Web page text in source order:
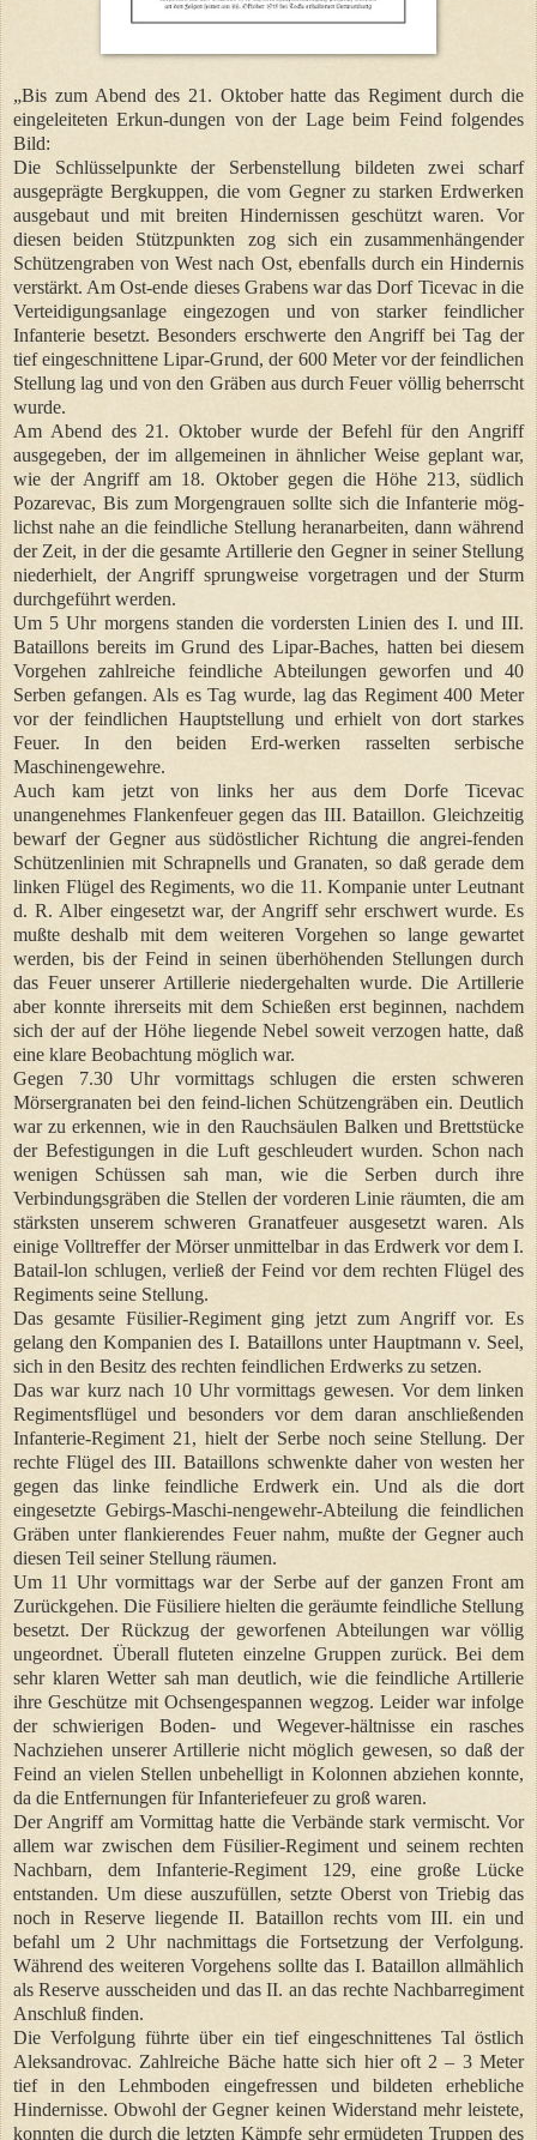
„Bis zum Abend des 21. Oktober hatte das Regiment durch die
eingeleiteten Erkun-dungen von der Lage beim Feind folgendes
Bild:
Die Schlüsselpunkte der Serbenstellung bildeten zwei scharf
ausgeprägte Bergkuppen, die vom Gegner zu starken Erdwerken
ausgebaut und mit breiten Hindernissen geschützt waren. Vor
diesen beiden Stützpunkten zog sich ein zusammenhängender
Schützengraben von West nach Ost, ebenfalls durch ein Hindernis
verstärkt. Am Ost-ende dieses Grabens war das Dorf Ticevac in die
Verteidigungsanlage eingezogen und von starker feindlicher
Infanterie besetzt. Besonders erschwerte den Angriff bei Tag der
tief eingeschnittene Lipar-Grund, der 600 Meter vor der feindlichen
Stellung lag und von den Gräben aus durch Feuer völlig beherrscht
wurde.
Am Abend des 21. Oktober wurde der Befehl für den Angriff
ausgegeben, der im allgemeinen in ähnlicher Weise geplant war,
wie der Angriff am 18. Oktober gegen die Höhe 213, südlich
Pozarevac, Bis zum Morgengrauen sollte sich die Infanterie mög-
lichst nahe an die feindliche Stellung heranarbeiten, dann während
der Zeit, in der die gesamte Artillerie den Gegner in seiner Stellung
niederhielt, der Angriff sprungweise vorgetragen und der Sturm
durchgeführt werden.
Um 5 Uhr morgens standen die vordersten Linien des I. und III.
Bataillons bereits im Grund des Lipar-Baches, hatten bei diesem
Vorgehen zahlreiche feindliche Abteilungen geworfen und 40
Serben gefangen. Als es Tag wurde, lag das Regiment 400 Meter
vor der feindlichen Hauptstellung und erhielt von dort starkes
Feuer. In den beiden Erd-werken rasselten serbische
Maschinengewehre.
Auch kam jetzt von links her aus dem Dorfe Ticevac
unangenehmes Flankenfeuer gegen das III. Bataillon. Gleichzeitig
bewarf der Gegner aus südöstlicher Richtung die angrei-fenden
Schützenlinien mit Schrapnells und Granaten, so daß gerade dem
linken Flügel des Regiments, wo die 11. Kompanie unter Leutnant
d. R. Alber eingesetzt war, der Angriff sehr erschwert wurde. Es
mußte deshalb mit dem weiteren Vorgehen so lange gewartet
werden, bis der Feind in seinen überhöhenden Stellungen durch
das Feuer unserer Artillerie niedergehalten wurde. Die Artillerie
aber konnte ihrerseits mit dem Schießen erst beginnen, nachdem
sich der auf der Höhe liegende Nebel soweit verzogen hatte, daß
eine klare Beobachtung möglich war.
Gegen 7.30 Uhr vormittags schlugen die ersten schweren
Mörsergranaten bei den feind-lichen Schützengräben ein. Deutlich
war zu erkennen, wie in den Rauchsäulen Balken und Brettstücke
der Befestigungen in die Luft geschleudert wurden. Schon nach
wenigen Schüssen sah man, wie die Serben durch ihre
Verbindungsgräben die Stellen der vorderen Linie räumten, die am
stärksten unserem schweren Granatfeuer ausgesetzt waren. Als
einige Volltreffer der Mörser unmittelbar in das Erdwerk vor dem I.
Batail-lon schlugen, verließ der Feind vor dem rechten Flügel des
Regiments seine Stellung.
Das gesamte Füsilier-Regiment ging jetzt zum Angriff vor. Es
gelang den Kompanien des I. Bataillons unter Hauptmann v. Seel,
sich in den Besitz des rechten feindlichen Erdwerks zu setzen.
Das war kurz nach 10 Uhr vormittags gewesen. Vor dem linken
Regimentsflügel und besonders vor dem daran anschließenden
Infanterie-Regiment 21, hielt der Serbe noch seine Stellung. Der
rechte Flügel des III. Bataillons schwenkte daher von westen her
gegen das linke feindliche Erdwerk ein. Und als die dort
eingesetzte Gebirgs-Maschi-nengewehr-Abteilung die feindlichen
Gräben unter flankierendes Feuer nahm, mußte der Gegner auch
diesen Teil seiner Stellung räumen.
Um 11 Uhr vormittags war der Serbe auf der ganzen Front am
Zurückgehen. Die Füsiliere hielten die geräumte feindliche Stellung
besetzt. Der Rückzug der geworfenen Abteilungen war völlig
ungeordnet. Überall fluteten einzelne Gruppen zurück. Bei dem
sehr klaren Wetter sah man deutlich, wie die feindliche Artillerie
ihre Geschütze mit Ochsengespannen wegzog. Leider war infolge
der schwierigen Boden- und Wegever-hältnisse ein rasches
Nachziehen unserer Artillerie nicht möglich gewesen, so daß der
Feind an vielen Stellen unbehelligt in Kolonnen abziehen konnte,
da die Entfernungen für Infanteriefeuer zu groß waren.
Der Angriff am Vormittag hatte die Verbände stark vermischt. Vor
allem war zwischen dem Füsilier-Regiment und seinem rechten
Nachbarn, dem Infanterie-Regiment 129, eine große Lücke
entstanden. Um diese auszufüllen, setzte Oberst von Triebig das
noch in Reserve liegende II. Bataillon rechts vom III. ein und
befahl um 2 Uhr nachmittags die Fortsetzung der Verfolgung.
Während des weiteren Vorgehens sollte das I. Bataillon allmählich
als Reserve ausscheiden und das II. an das rechte Nachbarregiment
Anschluß finden.
Die Verfolgung führte über ein tief eingeschnittenes Tal östlich
Aleksandrovac. Zahlreiche Bäche hatte sich hier oft 2 – 3 Meter
tief in den Lehmboden eingefressen und bildeten erhebliche
Hindernisse. Obwohl der Gegner keinen Widerstand mehr leistete,
konnten die durch die letzten Kämpfe sehr ermüdeten Truppen des